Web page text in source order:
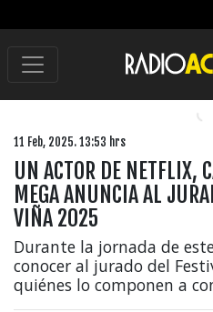
11 Feb, 2025. 13:53 hrs
UN ACTOR DE NETFLIX,
MEGA ANUNCIA AL
VIÑA 2025
Durante la jornada de
conocer al jurado del
quiénes lo componen a